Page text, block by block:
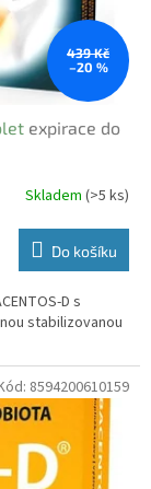
439 Kč
–20 %
expirace do
Skladem (>5 ks)
Do košíku
D s
stabilizovanou
8594200610159